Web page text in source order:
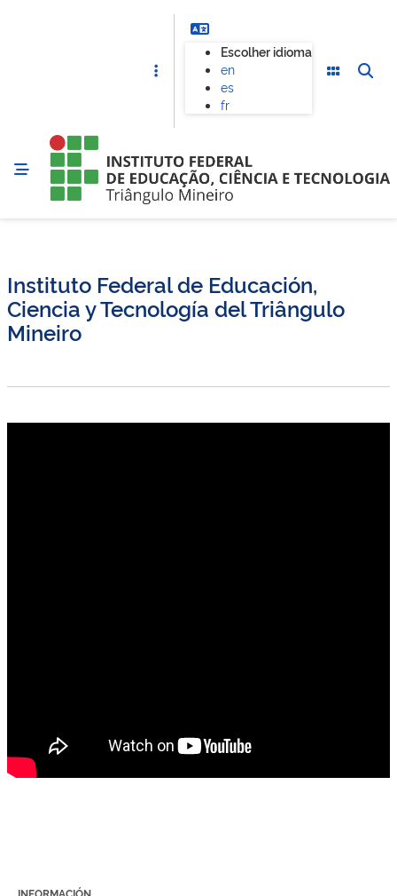
Escolher idioma
en
es
fr
Instituto Federal de Educación,
Ciencia y Tecnología del Triângulo
Mineiro